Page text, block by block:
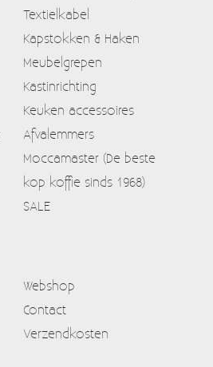
Textielkabel
Kapstokken & Haken
Meubelgrepen
Kastinrichting
Keuken accessoires
Afvalemmers
Moccamaster (De beste
kop koffie sinds 1968)
SALE
Webshop
Contact
Verzendkosten